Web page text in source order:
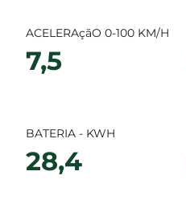
ACELERAçãO 0-100 KM/H
7,5
BATERIA - KWH
28,4